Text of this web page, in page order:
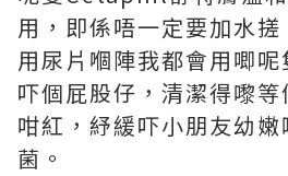
用，即係唔一定要加水
用尿片嗰陣我都會用唧
吓個屁股仔，清潔得嚟
咁紅，紓緩吓小朋友幼
菌。